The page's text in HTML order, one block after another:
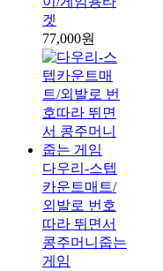
겟
77,000원
다우리-스텝
카운트매트/
외발로 번호
따라 뛰면서
콩주머니줍는
게임